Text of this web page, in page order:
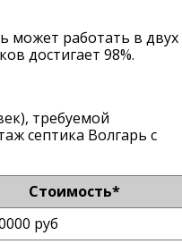
может работать в двух
достигает 98%.
требуемой
септика Волгарь с
Стоимость*
руб